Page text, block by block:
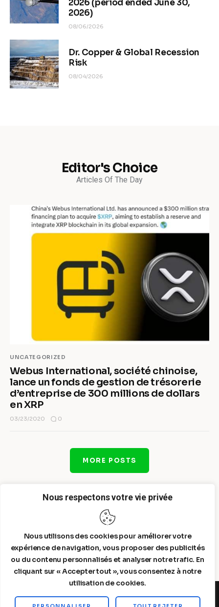
Nous respectons votre vie privée
Nous utilisons des cookies pour améliorer votre
expérience de navigation, vous proposer des publicités
ou du contenu personnalisés et analyser notre trafic. En
cliquant sur « Accepter tout », vous consentez à notre
utilisation de cookies.
2026 (period ended June 30,
2026)
08/06/2026
Dr. Copper & Global Recession
Risk
08/04/2026
Editor's Choice
Articles Of The Day
UNCATEGORIZED
Webus International, société chinoise,
lance un fonds de gestion de trésorerie
d’entreprise de 300 millions de dollars
en XRP
03/23/2020 0
MORE POSTS